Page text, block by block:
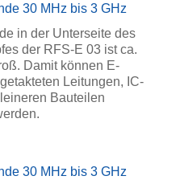
30 MHz bis 3 GHz
in der Unterseite des
der RFS-E 03 ist ca.
Damit können E-
Leitungen, IC-
Bauteilen
30 MHz bis 3 GHz